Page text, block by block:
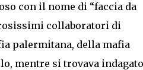
con il nome di “faccia da
collaboratori di
palermitana, della mafia
mentre si trovava